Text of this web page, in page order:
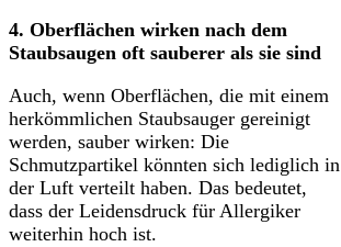
4. Oberflächen wirken nach dem
Staubsaugen oft sauberer als sie sind
Auch, wenn Oberflächen, die mit einem
herkömmlichen Staubsauger gereinigt
werden, sauber wirken: Die
Schmutzpartikel könnten sich lediglich in
der Luft verteilt haben. Das bedeutet,
dass der Leidensdruck für Allergiker
weiterhin hoch ist.